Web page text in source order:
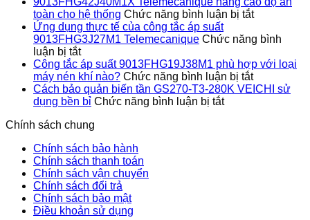
tắc
suất
có
hỗ
trợ
toàn cho hệ thống Chức năng bình luận bị tắtở
cao
độ
an
Ứng dụng thực tế của công tắc áp suất
9013FHG3J27M1 Telemecanique Chức năng bình
luận bị tắtở
Ứng
dụng
thực
tế
công
áp
suất
9013FHG3J27M1
Telemecanique
Công tắc áp suất 9013FHG19J38M1 phù hợp với loại
máy nén khí nào? Chức năng bình luận bị tắtở
Công
Cách bảo quản biến tần GS270-T3-280K VEICHI sử
dụng bền bỉ Chức năng bình luận bị tắtở
Chính sách chung
Chính sách bảo hành
Chính sách thanh toán
Chính sách vận chuyển
Chính sách đổi trả
Chính sách bảo mật
Điều khoản sử dụng